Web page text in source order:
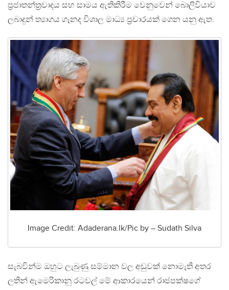
ප්‍රජාතන්ත්‍රවාදය සහ සාමය ඇතිකිරීම වෙනුවෙන් බොලිවියාව
ලබාදුන් ත්‍යාගය ගැනද විශාල මාධ්‍ය ප්‍රචාරයක් ගෙන යනු ඇත.
Image Credit: Adaderana.lk/Pic by – Sudath Silva
සැබවින්ම ඔහුට ලැබුණු සම්මාන වල අඩුවක් නොමැති අතර
ලතින් ඇමෙරිකානු රටවල් මේ ආකාරයෙන් රාජපක්ෂගේ